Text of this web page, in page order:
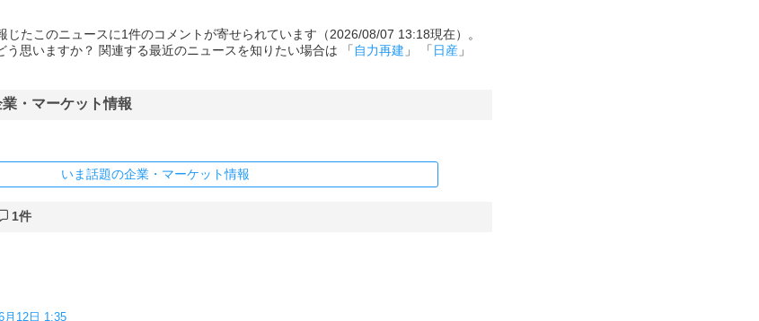
たこのニュースに1件のコメントが寄せられています（2026/08/07 13:18現在）。
う思いますか？ 関連する最近のニュースを知りたい場合は 「 自力再建 」 「 日産 」
・マーケット情報
いま話題の企業・マーケット情報
1件
月12日 1:35